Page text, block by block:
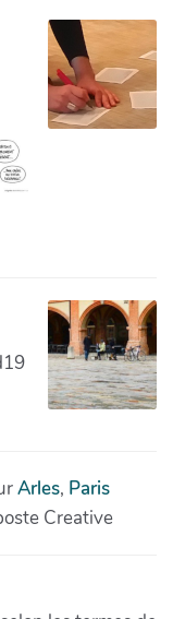
Arles, Paris
Creative